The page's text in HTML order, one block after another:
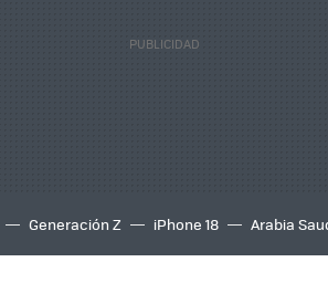
Generación Z iPhone 18 Arabia